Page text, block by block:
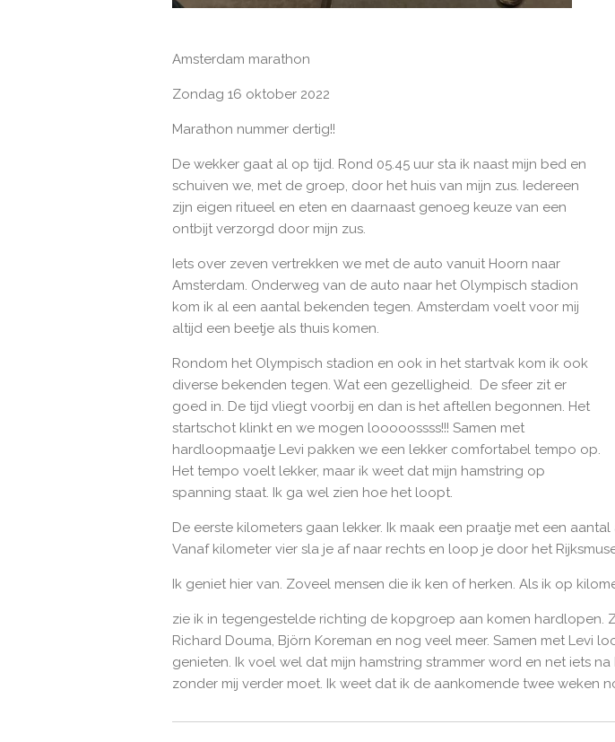
Amsterdam marathon
Zondag 16 oktober 2022
Marathon nummer dertig!!
De wekker gaat al op tijd. Rond 05.45 uur sta ik naast mijn bed en
schuiven we, met de groep, door het huis van mijn zus. Iedereen
zijn eigen ritueel en eten en daarnaast genoeg keuze van een
ontbijt verzorgd door mijn zus.
Iets over zeven vertrekken we met de auto vanuit Hoorn naar
Amsterdam. Onderweg van de auto naar het Olympisch stadion
kom ik al een aantal bekenden tegen. Amsterdam voelt voor mij
altijd een beetje als thuis komen.
Rondom het Olympisch stadion en ook in het startvak kom ik ook
diverse bekenden tegen. Wat een gezelligheid. De sfeer zit er
goed in. De tijd vliegt voorbij en dan is het aftellen begonnen. Het
startschot klinkt en we mogen looooossss!!! Samen met
hardloopmaatje Levi pakken we een lekker comfortabel tempo op.
Het tempo voelt lekker, maar ik weet dat mijn hamstring op
spanning staat. Ik ga wel zien hoe het loopt.
De eerste kilometers gaan lekker. Ik maak een praatje met een
Vanaf kilometer vier sla je af naar rechts en loop je door het
Ik geniet hier van. Zoveel mensen die ik ken of herken. Als ik op
zie ik in tegengestelde richting de kopgroep aan komen hardlopen.
Richard Douma, Björn Koreman en nog veel meer. Samen met Levi
genieten. Ik voel wel dat mijn hamstring strammer word en net iets
zonder mij verder moet. Ik weet dat ik de aankomende twee weken